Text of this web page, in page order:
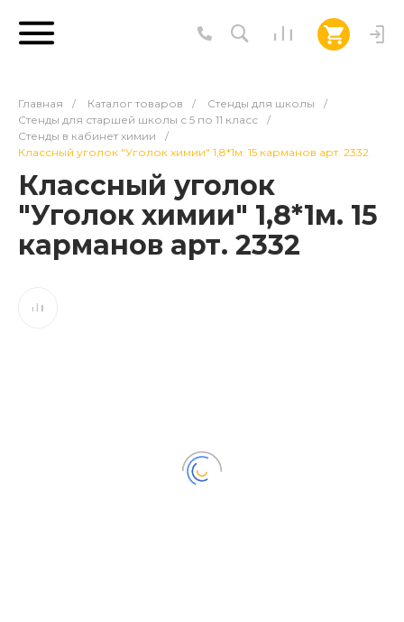
Главная / Каталог товаров / Стенды для школы
/
Стенды для старшей школы с 5 по 11 класс
/
Стенды в кабинет химии
/
Классный уголок "Уголок химии" 1,8*1м. 15 карманов арт. 2332
Классный уголок
"Уголок химии" 1,8*1м. 15
карманов арт. 2332